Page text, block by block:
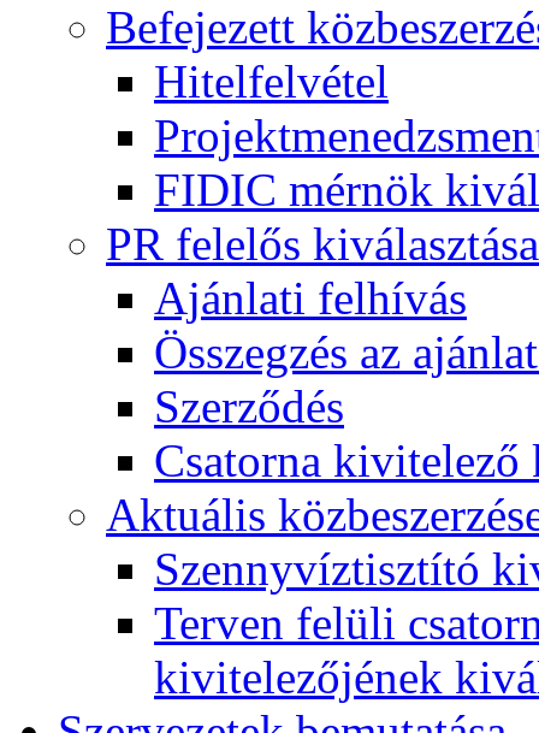
Befejezett
Hitelfelvétel
FIDIC mérnök
PR felelős kiválasztása
Ajánlati felhívás
Összegzés az
Szerződés
Csatorna kivitelező
Aktuális
Szennyvíztisztító
Terven felüli
kivitelezőjének